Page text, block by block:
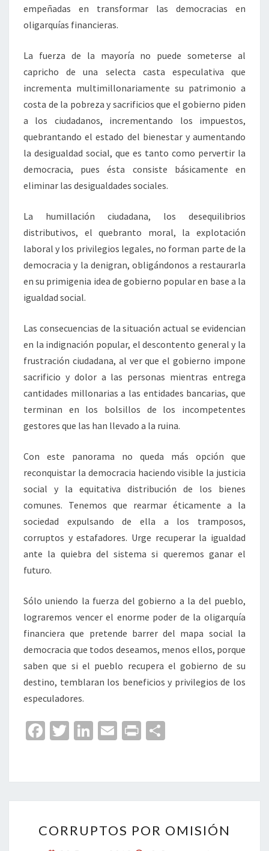
empeñadas en transformar las democracias en
oligarquías financieras.
La fuerza de la mayoría no puede someterse al
capricho de una selecta casta especulativa que
incrementa multimillonariamente su patrimonio a
costa de la pobreza y sacrificios que el gobierno piden
a los ciudadanos, incrementando los impuestos,
quebrantando el estado del bienestar y aumentando
la desigualdad social, que es tanto como pervertir la
democracia, pues ésta consiste básicamente en
eliminar las desigualdades sociales.
La humillación ciudadana, los desequilibrios
distributivos, el quebranto moral, la explotación
laboral y los privilegios legales, no forman parte de la
democracia y la denigran, obligándonos a restaurarla
en su primigenia idea de gobierno popular en base a la
igualdad social.
Las consecuencias de la situación actual se evidencian
en la indignación popular, el descontento general y la
frustración ciudadana, al ver que el gobierno impone
sacrificio y dolor a las personas mientras entrega
cantidades millonarias a las entidades bancarias, que
terminan en los bolsillos de los incompetentes
gestores que las han llevado a la ruina.
Con este panorama no queda más opción que
reconquistar la democracia haciendo visible la justicia
social y la equitativa distribución de los bienes
comunes. Tenemos que rearmar éticamente a la
sociedad expulsando de ella a los tramposos,
corruptos y estafadores. Urge recuperar la igualdad
ante la quiebra del sistema si queremos ganar el
futuro.
Sólo uniendo la fuerza del gobierno a la del pueblo,
lograremos vencer el enorme poder de la oligarquía
financiera que pretende barrer del mapa social la
democracia que todos deseamos, menos ellos, porque
saben que si el pueblo recupera el gobierno de su
destino, temblaran los beneficios y privilegios de los
especuladores.
Fa
o
o
k
T
er
Li
dI
n
E
l
Pr
p
ar
tir
POR
CORRUPTOS POR OMISIÓN